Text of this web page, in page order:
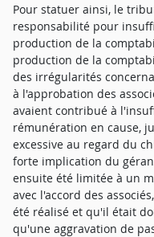
Pour statuer ainsi, le
responsabilité pour
production de la
production de la
des irrégularités
à l'approbation des
avaient contribué à
rémunération en cause,
excessive au regard du
forte implication du
ensuite été limitée à un
avec l'accord des
été réalisé et qu'il était
qu'une aggravation de